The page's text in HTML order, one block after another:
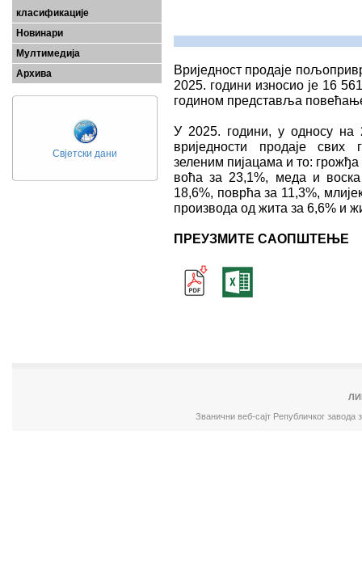
класификације
Новинари
Мултимедија
Архива
Свјетски дани
Вриједност продаjе
2025. години износио је 16
годином представља
У 2025. години, у односу на
вриједности продаје
зеленим пијацама и то:
воћа за 23,1%, меда и
18,6%, поврћа за 11,3%,
производа од жита за 6,6% и
ПРЕУЗМИТЕ САОПШТЕЊЕ
Званични веб-сајт Републичког